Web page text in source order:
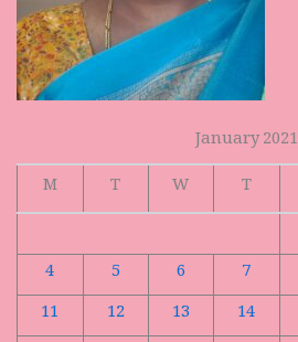
January 2021
M
T W T
4
5 6 7
11
12 13 14